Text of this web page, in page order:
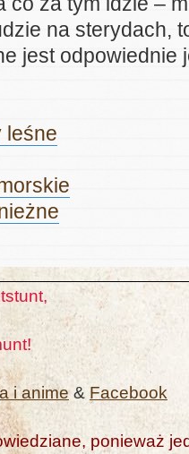
na sterydach,
jest odpowiednie
leśne
i anime & Facebook
ponieważ